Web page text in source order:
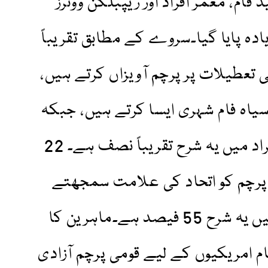
پایا گیا۔سروے کے مطابق تقریباً
پر پرچم آویزاں کرتے ہیں،
30 فیصد سیاہ فام شہری ایسا کرتے ہیں، جبکہ
سفید فام اور ہسپانوی نژاد افراد میں یہ شرح تقریباً نصف ہے۔ 22
پرچم کو اتحاد کی علامت سمجھتے
ہیں، جبکہ سفید فام افراد میں یہ شرح 55 فیصد ہے۔ماہرین کا
کے لیے قومی پرچم آزادی